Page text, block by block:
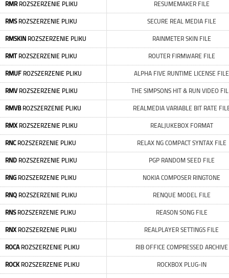
RMRROZSZERZENIE PLIKU RESUMEMAKER FILE
RMSROZSZERZENIE PLIKU SECURE REAL MEDIA FILE
RMSKIN ROZSZERZENIE PLIKU RAINMETER SKIN FILE
RMTROZSZERZENIE PLIKU ROUTER FIRMWARE FILE
RMUF ROZSZERZENIE PLIKU ALPHA FIVE RUNTIME LICENSE FILE
RMVROZSZERZENIE PLIKU THE SIMPSONS HIT & RUN VIDEO
RMVBROZSZERZENIE PLIKU REALMEDIA VARIABLE BIT RATE
RMXROZSZERZENIE PLIKU REALJUKEBOX FORMAT
RNCROZSZERZENIE PLIKU RELAX NG COMPACT SYNTAX FILE
RND ROZSZERZENIE PLIKU PGP RANDOM SEED FILE
RNG ROZSZERZENIE PLIKU NOKIA COMPOSER RINGTONE
RNQ ROZSZERZENIE PLIKU RENQUE MODEL FILE
RNSROZSZERZENIE PLIKU REASON SONG FILE
RNXROZSZERZENIE PLIKU REALPLAYER SETTINGS FILE
ROCAROZSZERZENIE PLIKU RIB OFFICE COMPRESSED ARCHIVE
ROCKROZSZERZENIE PLIKU ROCKBOX PLUG-IN